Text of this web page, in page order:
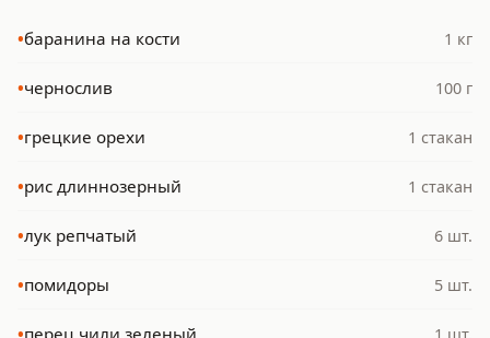
•баранина на кости 1 кг
•чернослив 100 г
•грецкие орехи 1 стакан
•рис длиннозерный 1 стакан
•лук репчатый 6 шт.
•помидоры 5 шт.
•перец чили зеленый